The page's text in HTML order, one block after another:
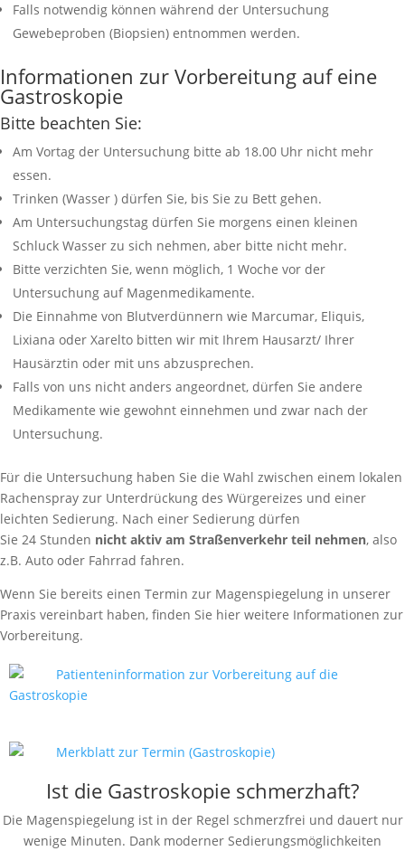
Falls notwendig können während der Untersuchung
Gewebeproben (Biopsien) entnommen werden.
Informationen zur Vorbereitung auf eine
Gastroskopie
Bitte beachten Sie:
Am Vortag der Untersuchung bitte ab 18.00 Uhr nicht mehr
essen.
Trinken (Wasser ) dürfen Sie, bis Sie zu Bett gehen.
Am Untersuchungstag dürfen Sie morgens einen kleinen
Schluck Wasser zu sich nehmen, aber bitte nicht mehr.
Bitte verzichten Sie, wenn möglich, 1 Woche vor der
Untersuchung auf Magenmedikamente.
Die Einnahme von Blutverdünnern wie Marcumar, Eliquis,
Lixiana oder Xarelto bitten wir mit Ihrem Hausarzt/ Ihrer
Hausärztin oder mit uns abzusprechen.
Falls von uns nicht anders angeordnet, dürfen Sie andere
Medikamente wie gewohnt einnehmen und zwar nach der
Untersuchung.
Für die Untersuchung haben Sie die Wahl zwischen einem lokalen
Rachenspray zur Unterdrückung des Würgereizes und einer
leichten Sedierung. Nach einer Sedierung dürfen
Sie 24 Stunden nicht aktiv am Straßenverkehr teil nehmen, also
z.B. Auto oder Fahrrad fahren.
Wenn Sie bereits einen Termin zur Magenspiegelung in unserer
Praxis vereinbart haben, finden Sie hier weitere Informationen zur
Vorbereitung.
Patienteninformation zur Vorbereitung auf die
Gastroskopie
Merkblatt zur Termin (Gastroskopie)
Ist die Gastroskopie schmerzhaft?
Die Magenspiegelung ist in der Regel schmerzfrei und dauert nur
wenige Minuten. Dank moderner Sedierungsmöglichkeiten